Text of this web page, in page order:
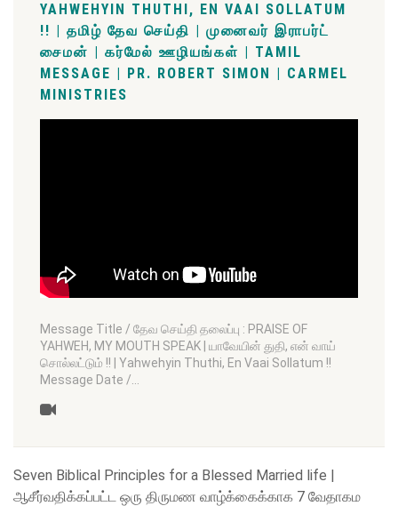
YAHWEHYIN THUTHI, EN VAAI SOLLATUM
!! | தமிழ் தேவ செய்தி | முனைவர் இராபர்ட்
சைமன் | கர்மேல் ஊழியங்கள் | TAMIL
MESSAGE | PR. ROBERT SIMON | CARMEL
MINISTRIES
Message Title / தேவ செய்தி தலைப்பு : PRAISE OF
YAHWEH, MY MOUTH SPEAK | யாவேயின் துதி, என் வாய்
சொல்லட்டும் !! | Yahwehyin Thuthi, En Vaai Sollatum !!
Message Date /…
Seven Biblical Principles for a Blessed Married life |
ஆசீர்வதிக்கப்பட்ட ஒரு திருமண வாழ்க்கைக்காக 7 வேதாகம